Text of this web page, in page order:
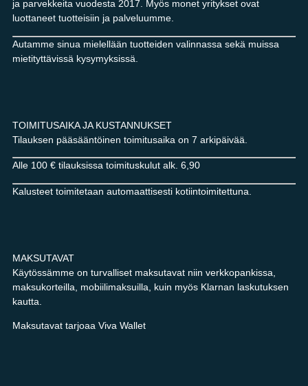
ja parvekkeita vuodesta 2017. Myös monet yritykset ovat
luottaneet tuotteisiin ja palveluumme.
Autamme sinua mielellään tuotteiden valinnassa sekä muissa
mietityttävissä kysymyksissä.
TOIMITUSAIKA JA KUSTANNUKSET
Tilauksen pääsääntöinen toimitusaika on 7 arkipäivää.
Alle 100 € tilauksissa toimituskulut alk. 6,90
Kalusteet toimitetaan automaattisesti kotiintoimitettuna.
MAKSUTAVAT
Käytössämme on turvalliset maksutavat niin verkkopankissa,
maksukorteilla, mobiilimaksuilla, kuin myös Klarnan laskutuksen
kautta.
Maksutavat tarjoaa Viva Wallet